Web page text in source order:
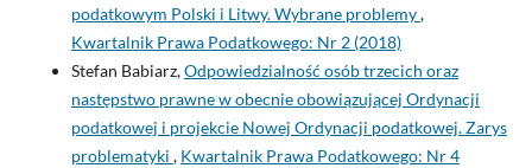
podatkowym Polski i Litwy. Wybrane problemy,
Kwartalnik Prawa Podatkowego: Nr 2 (2018)
Stefan Babiarz,Odpowiedzialność osób trzecich oraz
następstwo prawne w obecnie obowiązującej Ordynacji
podatkowej i projekcie Nowej Ordynacji podatkowej. Zarys
problematyki , Kwartalnik Prawa Podatkowego: Nr 4